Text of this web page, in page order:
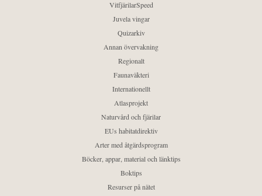
VitfjärilarSpeed
Juvela vingar
Quizarkiv
Annan övervakning
Regionalt
Faunaväkteri
Internationellt
Atlasprojekt
Naturvård och fjärilar
EUs habitatdirektiv
Arter med åtgärdsprogram
Böcker, appar, material och länktips
Boktips
Resurser på nätet